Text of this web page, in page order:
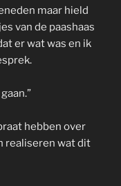
maar hield
van de paashaas
er wat was en ik
hebben over
realiseren wat dit